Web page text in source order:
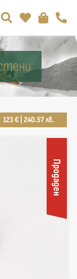
123 € | 240.57 лв.
Продаден